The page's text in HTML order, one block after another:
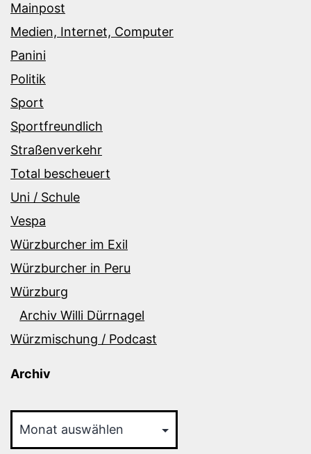
Mainpost
Medien, Internet, Computer
Panini
Politik
Sport
Sportfreundlich
Straßenverkehr
Total bescheuert
Uni / Schule
Vespa
Würzburcher im Exil
Würzburcher in Peru
Würzburg
Archiv Willi Dürrnagel
Würzmischung / Podcast
Archiv